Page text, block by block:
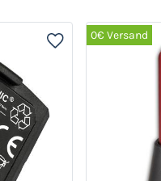
0€ Versand